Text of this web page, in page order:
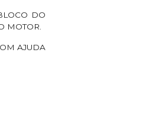
DO
MOTOR.
AJUDA